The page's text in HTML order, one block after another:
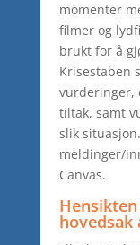
momenter
filmer og
brukt for å
Krisestaben
vurderinger,
tiltak, samt
slik
meldinger/
Canvas.
hovedsak